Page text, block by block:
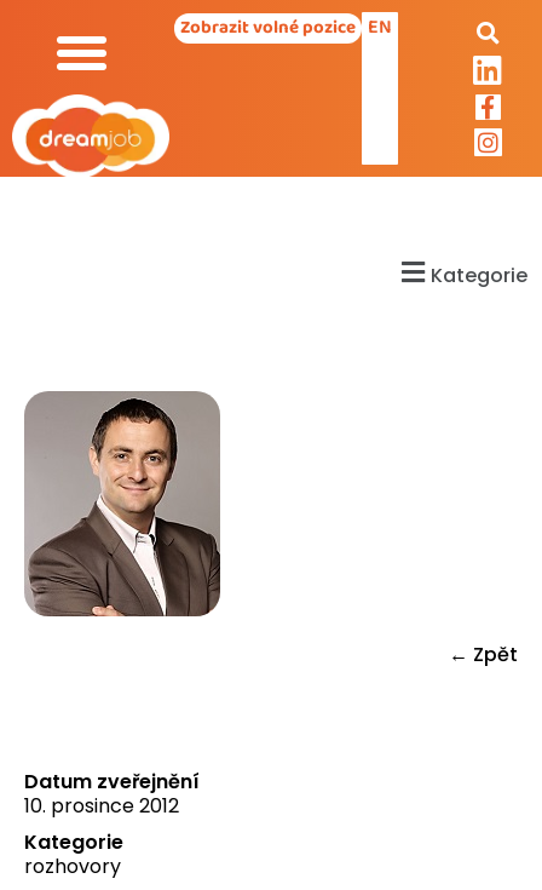
Zobrazit volné pozice EN
Kategorie
← Zpět
Datum zveřejnění
10. prosince 2012
Kategorie
rozhovory